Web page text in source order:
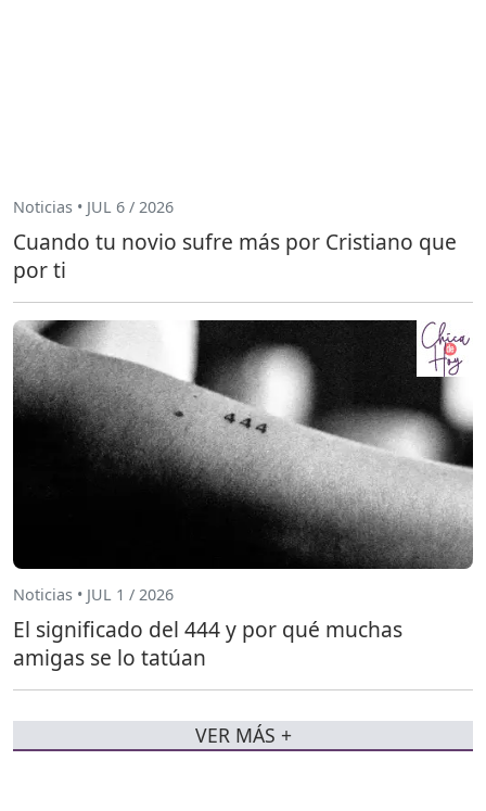
Noticias • JUL 6 / 2026
Cuando tu novio sufre más por Cristiano que
por ti
Noticias • JUL 1 / 2026
El significado del 444 y por qué muchas
amigas se lo tatúan
VER MÁS +